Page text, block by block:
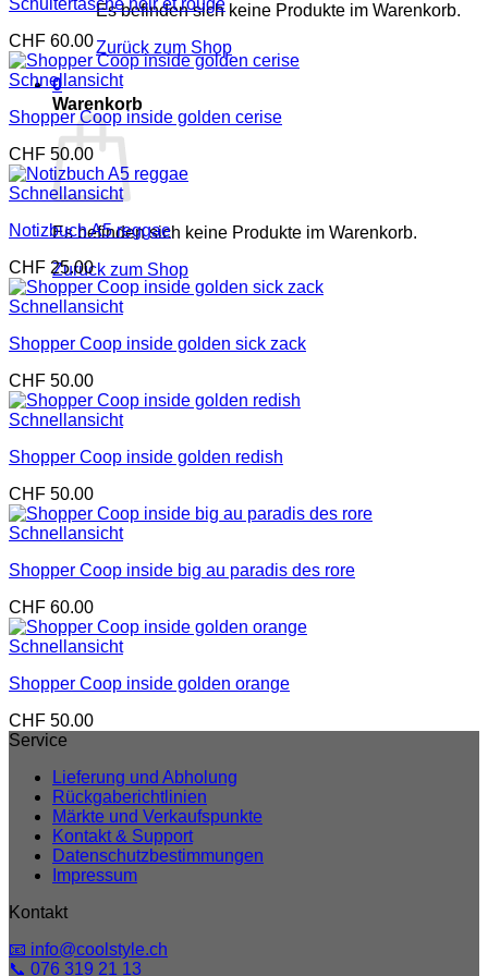
Es befinden sich keine Produkte im Warenkorb.
Zurück zum Shop
0
Warenkorb
Es befinden sich keine Produkte im Warenkorb.
Zurück zum Shop
Schultertasche noir et rouge
CHF 60.00
Schnellansicht
Shopper Coop inside golden cerise
CHF 50.00
Schnellansicht
Notizbuch A5 reggae
CHF 25.00
Schnellansicht
Shopper Coop inside golden sick zack
CHF 50.00
Schnellansicht
Shopper Coop inside golden redish
CHF 50.00
Schnellansicht
Shopper Coop inside big au paradis des rore
CHF 60.00
Schnellansicht
Shopper Coop inside golden orange
CHF 50.00
Service
Lieferung und Abholung
Rückgaberichtlinien
Märkte und Verkaufspunkte
Kontakt & Support
Datenschutzbestimmungen
Impressum
Kontakt
📧 info@coolstyle.ch
📞 076 319 21 13